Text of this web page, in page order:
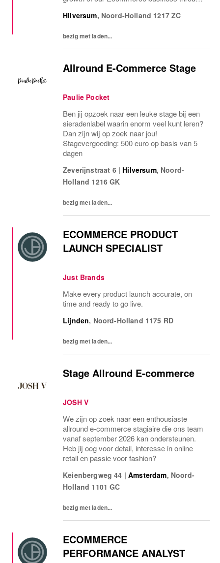
and challenging business leaders.
Hilversum, Noord-Holland 1217 ZC
bezig met laden...
Allround E-Commerce Stage
Paulie Pocket
Ben jij opzoek naar een leuke stage bij een
sieradenlabel waarin enorm veel kunt leren?
Dan zijn wij op zoek naar jou!
Stagevergoeding: 500 euro op basis van 5
dagen
Zeverijnstraat 6 | Hilversum, Noord-
Holland 1216 GK
bezig met laden...
ECOMMERCE PRODUCT
LAUNCH SPECIALIST
Just Brands
Make every product launch accurate, on
time and ready to go live.
Lijnden, Noord-Holland 1175 RD
bezig met laden...
Stage Allround E-commerce
JOSH V
We zijn op zoek naar een enthousiaste
allround e-commerce stagiaire die ons team
vanaf september 2026 kan ondersteunen.
Heb jij oog voor detail, interesse in online
retail en passie voor fashion?
Keienbergweg 44 | Amsterdam, Noord-
Holland 1101 GC
bezig met laden...
ECOMMERCE
PERFORMANCE ANALYST